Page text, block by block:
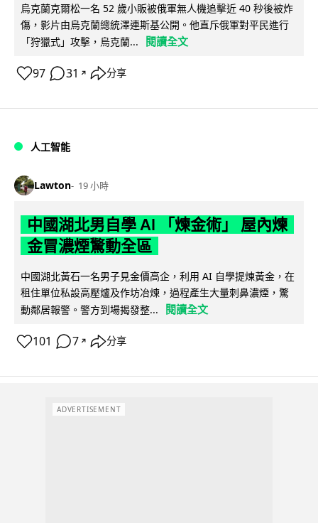
烏克蘭克爾松一名 52 歲小販被俄軍無人機追擊近 40 秒後被炸
傷，影片由烏克蘭總統澤連斯基公開。他直斥俄軍對平民進行
「狩獵式」攻擊，烏克蘭...
閱讀全文
97 31 ↗ 分享
人工智能
Lawton 19 小時
中國湖北男自學 AI 「煉金術」 屋內煉
金冒濃煙驚動全區
中國湖北黃石一名男子見金價高企，利用 AI 自學提煉黃金，在
租住單位私設高壓爐及作坊冶煉，過程產生大量刺鼻濃煙，驚
動鄰居報警。警方到場揭發整...
閱讀全文
101 7 ↗ 分享
ADVERTISEMENT